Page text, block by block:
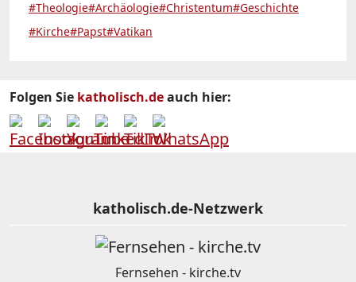
#Theologie#Archäologie#Christentum#Geschichte
#Kirche#Papst#Vatikan
Folgen Sie katholisch.deauch hier:
katholisch.de-Netzwerk
Fernsehen - kirche.tv